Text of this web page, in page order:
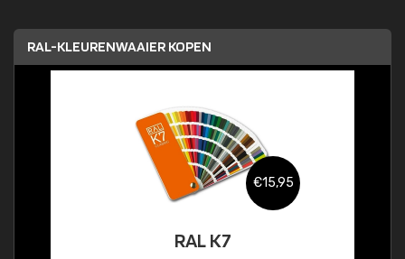
RAL-KLEURENWAAIER KOPEN
€15,95
RAL K7